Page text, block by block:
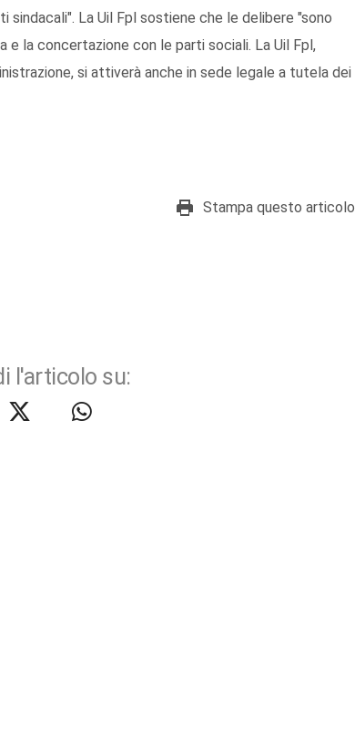
La Uil Fpl sostiene che le delibere "sono
la concertazione con le parti sociali. La Uil Fpl,
si attiverà anche in sede legale a tutela dei
Stampa questo articolo
l'articolo su: